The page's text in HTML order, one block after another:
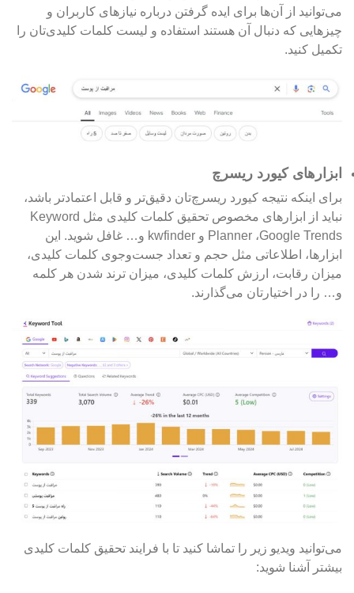
می‌توانید از آن‌ها برای ایده گرفتن درباره نیازهای کاربران و
چیزهایی که دنبال آن هستند استفاده و لیست کلمات کلیدی‌تان را
تکمیل کنید.
ابزارهای کیورد ریسرچ
برای اینکه نتیجه کیورد ریسرچ‌تان دقیق‌تر و قابل اعتمادتر باشد،
نباید از ابزارهای مخصوص تحقیق کلمات کلیدی مثل Keyword
Planner ،Google Trends و kwfinder و…
غافل شوید. این
ابزارها، اطلاعاتی مثل حجم و تعداد جست‌وجوی کلمات کلیدی،
میزان رقابت، ارزش کلمات کلیدی، میزان ترند شدن هر کلمه
و… را در اختیارتان می‌گذارند.
می‌توانید ویدیو زیر را تماشا کنید تا با فرایند تحقیق کلمات کلیدی
بیشتر آشنا شوید: